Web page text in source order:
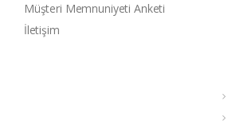
Müşteri Memnuniyeti Anketi
İletişim